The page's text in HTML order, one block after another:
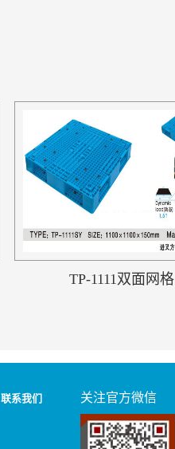
TP-1111双面网格
联系我们 关注官方微信